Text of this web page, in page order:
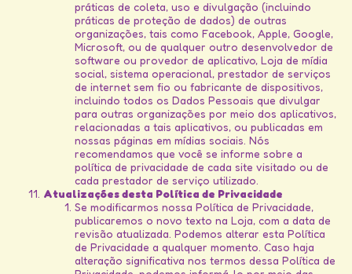
práticas de coleta, uso e divulgação (incluindo
práticas de proteção de dados) de outras
organizações, tais como Facebook, Apple, Google,
Microsoft, ou de qualquer outro desenvolvedor de
software ou provedor de aplicativo, Loja de mídia
social, sistema operacional, prestador de serviços
de internet sem fio ou fabricante de dispositivos,
incluindo todos os Dados Pessoais que divulgar
para outras organizações por meio dos aplicativos,
relacionadas a tais aplicativos, ou publicadas em
nossas páginas em mídias sociais. Nós
recomendamos que você se informe sobre a
política de privacidade de cada site visitado ou de
cada prestador de serviço utilizado.
Atualizações desta Política de Privacidade
Se modificarmos nossa Política de Privacidade,
publicaremos o novo texto na Loja, com a data de
revisão atualizada. Podemos alterar esta Política
de Privacidade a qualquer momento. Caso haja
alteração significativa nos termos dessa Política de